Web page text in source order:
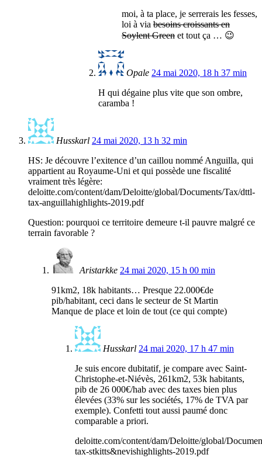
moi, à ta place, je serrerais les fesses,
loi à via besoins croissants en
Soylent Green et tout ça … 😉
Opale 24 mai 2020, 18 h 37 min
H qui dégaine plus vite que son ombre,
caramba !
Husskarl 24 mai 2020, 13 h 32 min
HS: Je découvre l’exitence d’un caillou nommé Anguilla, qui
appartient au Royaume-Uni et qui possède une fiscalité
vraiment très légère:
deloitte.com/content/dam/Deloitte/global/Documents/Tax/dttl-
tax-anguillahighlights-2019.pdf
Question: pourquoi ce territoire demeure t-il pauvre malgré ce
terrain favorable ?
Aristarkke 24 mai 2020, 15 h 00 min
91km2, 18k habitants… Presque 22.000€de
pib/habitant, ceci dans le secteur de St Martin
Manque de place et loin de tout (ce qui compte)
Husskarl 24 mai 2020, 17 h 47 min
Je suis encore dubitatif, je compare avec Saint-
Christophe-et-Niévès, 261km2, 53k habitants,
pib de 26 000€/hab avec des taxes bien plus
élevées (33% sur les sociétés, 17% de TVA par
exemple). Confetti tout aussi paumé donc
comparable a priori.
deloitte.com/content/dam/Deloitte/global/
tax-stkitts&nevishighlights-2019.pdf